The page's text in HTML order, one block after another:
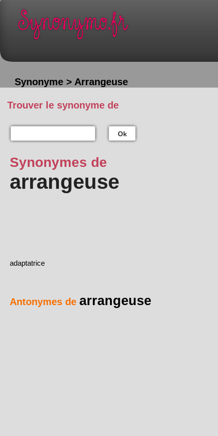
Synonyme > Arrangeuse
Trouver le synonyme de
Ok
Synonymes de
arrangeuse
adaptatrice
Antonymes de arrangeuse